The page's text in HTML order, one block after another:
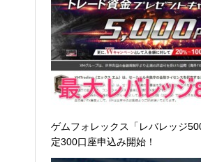
ゲムフォレックス「レバレッジ
定300口座申込み開始！